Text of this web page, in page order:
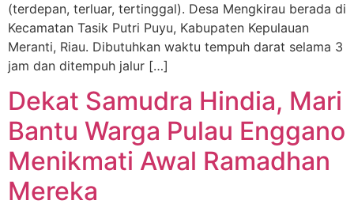
(terdepan, terluar, tertinggal). Desa Mengkirau berada di
Kecamatan Tasik Putri Puyu, Kabupaten Kepulauan
Meranti, Riau. Dibutuhkan waktu tempuh darat selama 3
jam dan ditempuh jalur […]
Dekat Samudra Hindia, Mari
Bantu Warga Pulau Enggano
Menikmati Awal Ramadhan
Mereka